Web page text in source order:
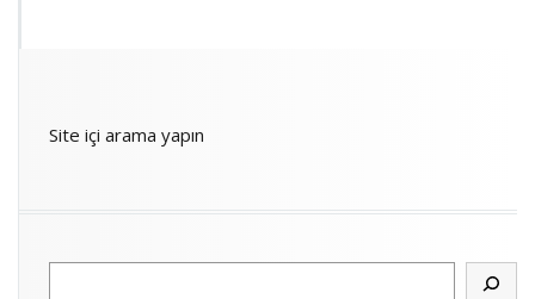
Site içi arama yapın